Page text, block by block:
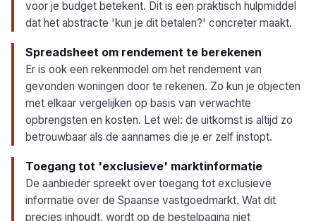
voor je budget betekent. Dit is een praktisch hulpmiddel
dat het abstracte 'kun je dit betalen?' concreter maakt.
Spreadsheet om rendement te berekenen
Er is ook een rekenmodel om het rendement van
gevonden woningen door te rekenen. Zo kun je objecten
met elkaar vergelijken op basis van verwachte
opbrengsten en kosten. Let wel: de uitkomst is altijd zo
betrouwbaar als de aannames die je er zelf instopt.
Toegang tot 'exclusieve' marktinformatie
De aanbieder spreekt over toegang tot exclusieve
informatie over de Spaanse vastgoedmarkt. Wat dit
precies inhoudt, wordt op de bestelpagina niet